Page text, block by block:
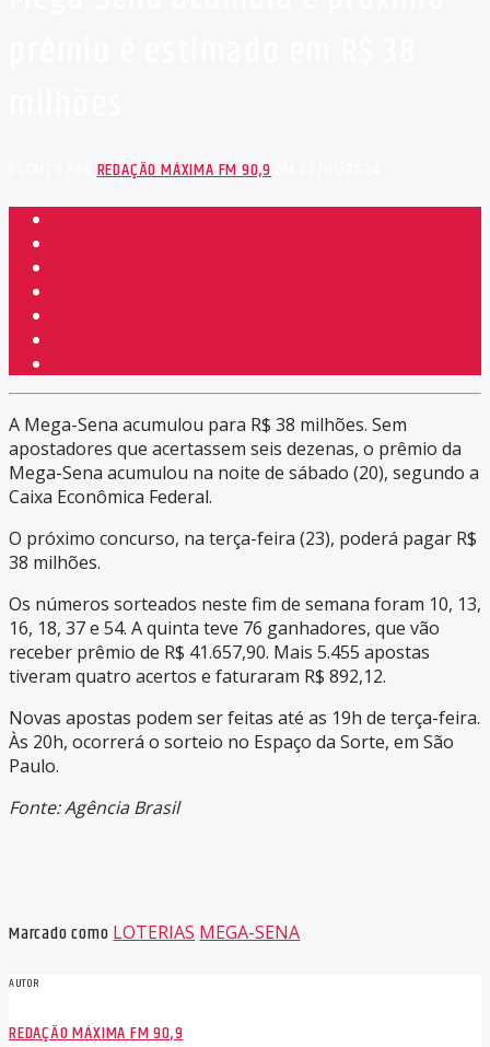
ESCRITO PORREDAÇÃO MÁXIMA FM 90,9EM 22/01/2024
A Mega-Sena acumulou para R$ 38 milhões. Sem
apostadores que acertassem seis dezenas, o prêmio da
Mega-Sena acumulou na noite de sábado (20), segundo a
Caixa Econômica Federal.
O próximo concurso, na terça-feira (23), poderá pagar R$
38 milhões.
Os números sorteados neste fim de semana foram 10, 13,
16, 18, 37 e 54. A quinta teve 76 ganhadores, que vão
receber prêmio de R$ 41.657,90. Mais 5.455 apostas
tiveram quatro acertos e faturaram R$ 892,12.
Novas apostas podem ser feitas até as 19h de terça-feira.
Às 20h, ocorrerá o sorteio no Espaço da Sorte, em São
Paulo.
Fonte: Agência Brasil
Marcado comoLOTERIAS MEGA-SENA
AUTOR
REDAÇÃO MÁXIMA FM 90,9